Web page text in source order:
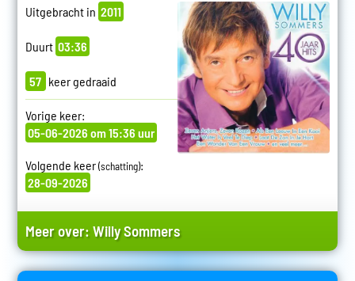
Uitgebracht in 2011
Duurt 03:36
57 keer gedraaid
Vorige keer:
05-06-2026 om 15:36 uur
Volgende keer(schatting):
28-09-2026
Meer over:Willy Sommers